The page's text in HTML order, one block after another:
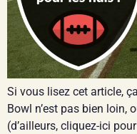
Si vous lisez cet article,
Bowl n’est pas bien loin,
(d’ailleurs, cliquez-ici